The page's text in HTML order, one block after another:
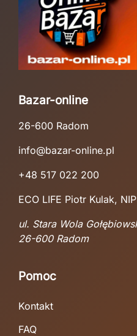
Bazar-online
26-600 Radom
info@bazar-online.pl
+48 517 022 200
ECO LIFE Piotr Kulak,
ul. Stara Wola
26-600 Radom
Pomoc
Kontakt
FAQ